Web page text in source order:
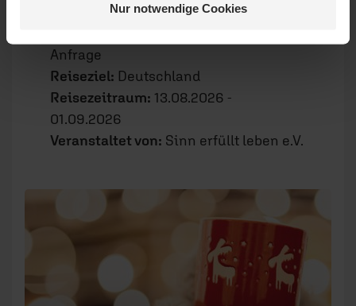
Nur notwendige Cookies
Anfrage
Reiseziel: Deutschland
Reisezeitraum: 13.08.2026 -
01.09.2026
Veranstaltet von: Sinn erfüllt leben e.V.